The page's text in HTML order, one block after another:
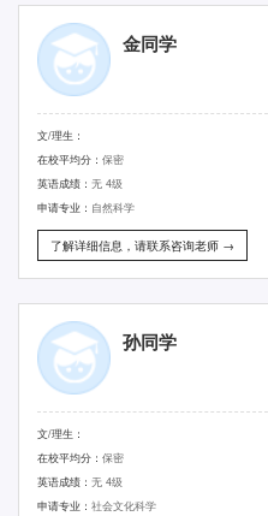
金同学
文/理生：
在校平均分： 保密
英语成绩： 无 4级
申请专业： 自然科学
了解详细信息，请联系咨询老师 →
孙同学
文/理生：
在校平均分： 保密
英语成绩： 无 4级
申请专业： 社会文化科学